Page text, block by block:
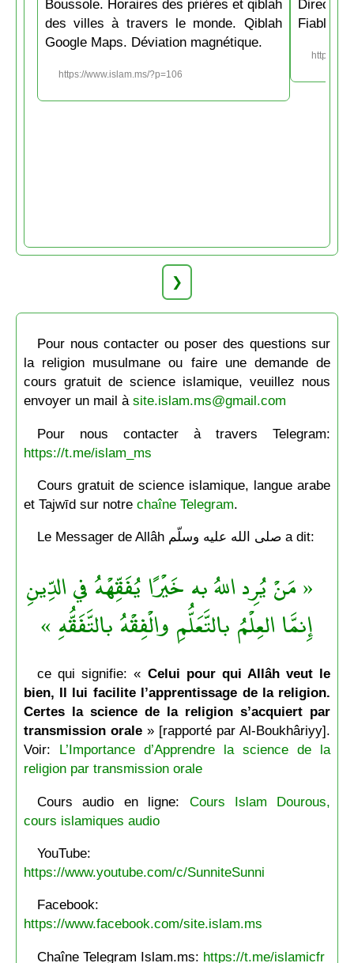
Boussole. Horaires des prières et qiblah
des villes à travers le monde. Qiblah
Google Maps. Déviation magnétique.
https://www.islam.ms/?p=106
Fiable et
https://
❯
Pour nous contacter ou poser des questions sur
la religion musulmane ou faire une demande de
cours gratuit de science islamique, veuillez nous
envoyer un mail à site.islam.ms@gmail.com
Pour nous contacter à travers Telegram:
https://t.me/islam_ms
Cours gratuit de science islamique, langue arabe
et Tajwīd sur notre chaîne Telegram.
Le Messager de Allâh صلى الله عليه وسلّم a dit:
« مَنْ يُرِد اللهُ به خَيْرًا يُفَقِّهْهُ في الدِّينِ
إِنمَّا العِلْمُ بالتَّعَلُّمِ والْفِقْهُ بالتَّفَقُّهِ »
ce qui signifie: « Celui pour qui Allâh veut le
bien, Il lui facilite l’apprentissage de la religion.
Certes la science de la religion s’acquiert par
transmission orale» [rapporté par Al-Boukhâriyy].
Voir: L’Importance d’Apprendre la science de la
religion par transmission orale
Cours audio en ligne: Cours Islam Dourous,
cours islamiques audio
YouTube:
https://www.youtube.com/c/SunniteSunni
Facebook:
https://www.facebook.com/site.islam.ms
Chaîne Telegram Islam.ms: https://t.me/islamicfr